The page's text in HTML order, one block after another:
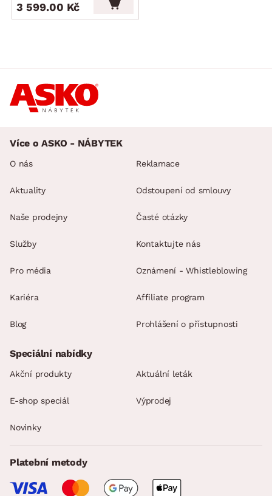
3 599.00 Kč
Více o ASKO - NÁBYTEK
O nás
Aktuality
Naše prodejny
Služby
Pro média
Kariéra
Blog
Reklamace
Odstoupení od smlouvy
Časté otázky
Kontaktujte nás
Oznámení - Whistleblowing
Affiliate program
Prohlášení o přístupnosti
Speciální nabídky
Akční produkty Aktuální leták
E-shop speciál Výprodej
Novinky
Platební metody